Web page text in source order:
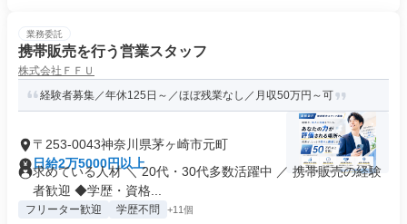
業務委託
携帯販売を行う営業スタッフ
株式会社ＦＦＵ
経験者募集／年休125日～／ほぼ残業なし／月収50万円～可
〒253-0043神奈川県茅ヶ崎市元町
日給2万5000円以上
求めている人材 ＼ 20代・30代多数活躍中 ／ 携帯販売の経験
者歓迎 ◆学歴・資格...
フリーター歓迎 学歴不問 +11個